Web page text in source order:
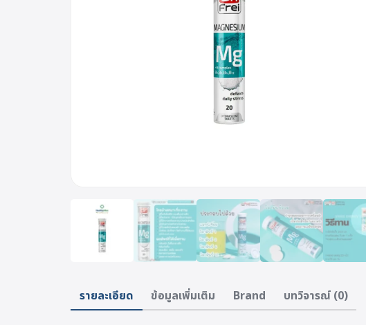
รายละเอียด ข้อมูลเพิ่มเติม Brand บทวิจารณ์ (0)